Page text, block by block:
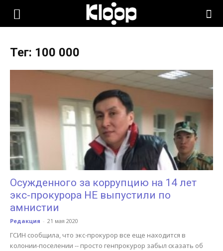
KLOOP.KG
Новости
Кыргызстана
Тег: 100 000
Осужденного за коррупцию на 14 лет
экс-прокурора НЕ выпустили по
амнистии
Редакция - 21 мая 2020
ГСИН сообщила, что экс-прокурор все еще находится в
колонии-поселении -- просто генпрокурор забыл сказать об